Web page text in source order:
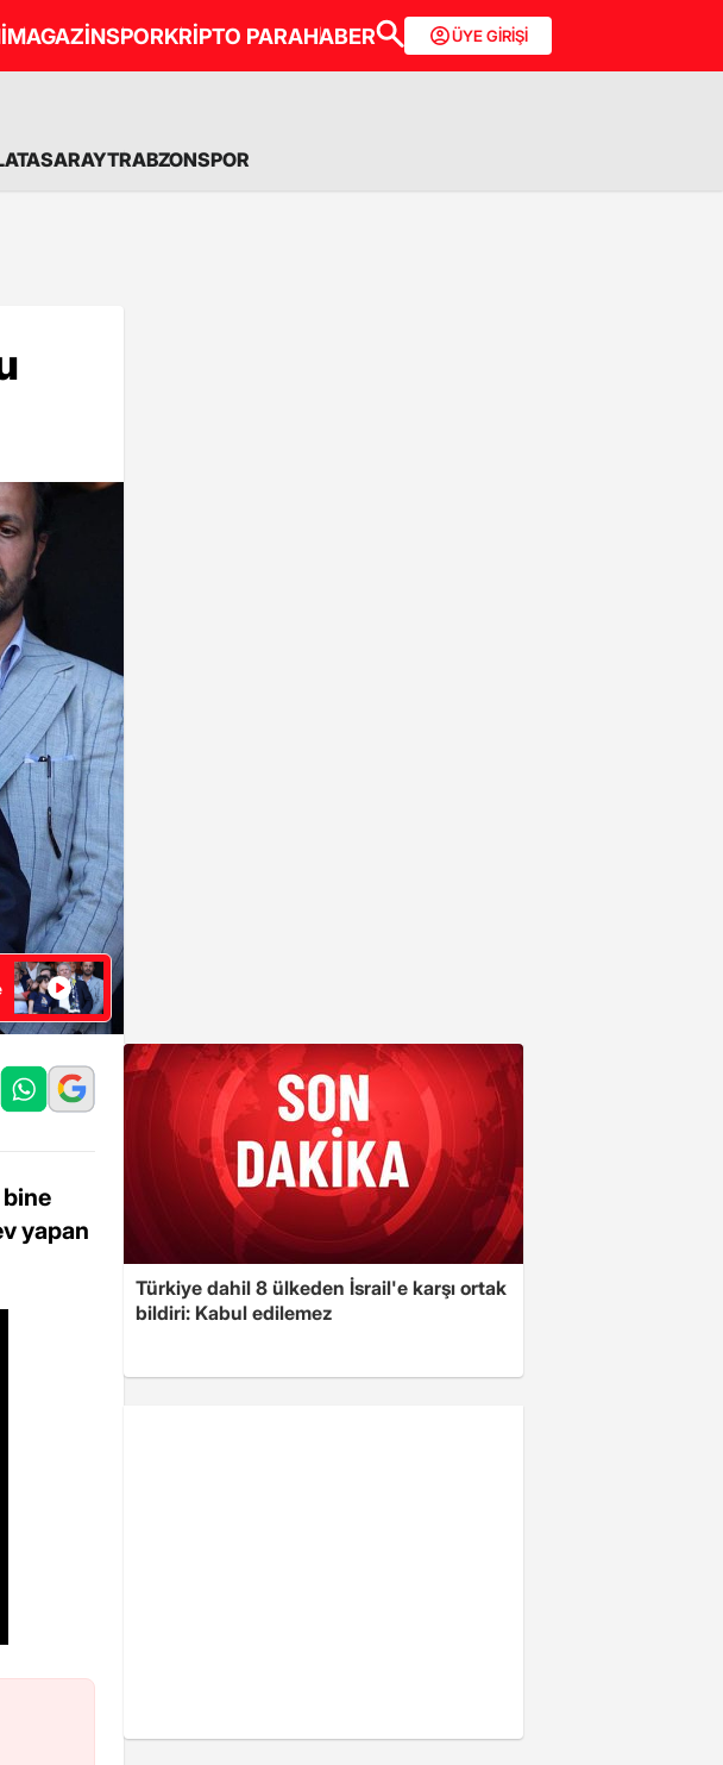
MAGAZİNSPORKRİPTO PARAHABER ÜYE GİRİŞİ
TRABZONSPOR
bine
yapan
Türkiye dahil 8 ülkeden İsrail'e karşı ortak
bildiri: Kabul edilemez